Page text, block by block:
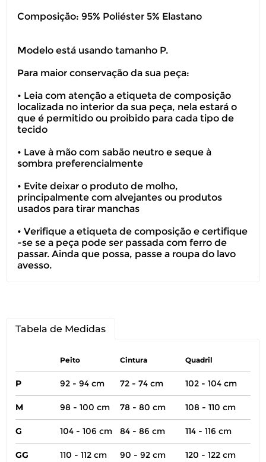
Composição: 95% Poliéster 5% Elastano
Modelo está usando tamanho P.
Para maior conservação da sua peça:
• Leia com atenção a etiqueta de composição
localizada no interior da sua peça, nela estará o
que é permitido ou proibido para cada tipo de
tecido
• Lave à mão com sabão neutro e seque à
sombra preferencialmente
• Evite deixar o produto de molho,
principalmente com alvejantes ou produtos
usados para tirar manchas
• Verifique a etiqueta de composição e certifique
-se se a peça pode ser passada com ferro de
passar. Ainda que possa, passe a roupa do lavo
avesso.
Tabela de Medidas
Peito Cintura Quadril
P 92 - 94 cm 72 - 74 cm 102 - 104 cm
M 98 - 100 cm 78 - 80 cm 108 - 110 cm
G 104 - 106 cm 84 - 86 cm 114 - 116 cm
GG 110 - 112 cm 90 - 92 cm 120 - 122 cm